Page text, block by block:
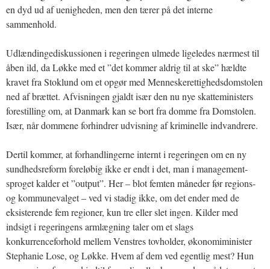
en dyd ud af uenigheden, men den tærer på det interne
sammenhold.
Udlændingediskussionen i regeringen ulmede ligeledes nærmest til
åben ild, da Løkke med et ”det kommer aldrig til at ske” hældte
kravet fra Stoklund om et opgør med Menneskerettighedsdomstolen
ned af brættet. Afvisningen gjaldt især den nu nye skatteministers
forestilling om, at Danmark kan se bort fra domme fra Domstolen.
Især, når dommene forhindrer udvisning af kriminelle indvandrere.
Dertil kommer, at forhandlingerne internt i regeringen om en ny
sundhedsreform foreløbig ikke er endt i det, man i management-
sproget kalder et ”output”. Her – blot femten måneder før regions-
og kommunevalget – ved vi stadig ikke, om det ender med de
eksisterende fem regioner, kun tre eller slet ingen. Kilder med
indsigt i regeringens armlægning taler om et slags
konkurrenceforhold mellem Venstres tovholder, økonomiminister
Stephanie Lose, og Løkke. Hvem af dem ved egentlig mest? Hun